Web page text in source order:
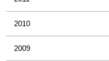
2010
2009